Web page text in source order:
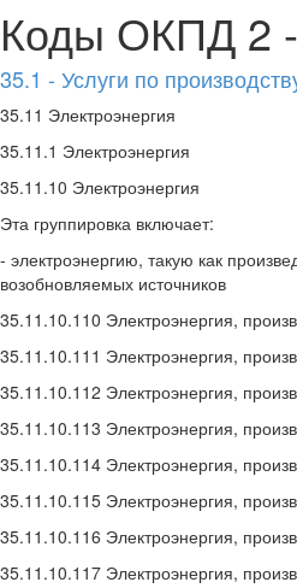
Коды ОКПД 2 -
35.1 - Услуги по
35.11 Электроэнергия
35.11.1 Электроэнергия
35.11.10 Электроэнергия
Эта группировка включает:
- электроэнергию, такую как
возобновляемых источников
35.11.10.110 Электроэнергия,
35.11.10.111 Электроэнергия,
35.11.10.112 Электроэнергия,
35.11.10.113 Электроэнергия,
35.11.10.114 Электроэнергия,
35.11.10.115 Электроэнергия,
35.11.10.116 Электроэнергия,
35.11.10.117 Электроэнергия,